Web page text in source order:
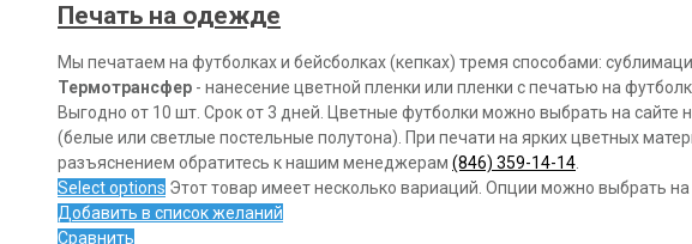
Печать на одежде
Мы печатаем на футболках и бейсболках (кепках) тремя способами:
Термотрансфер - нанесение цветной пленки или пленки с печатью на
Выгодно от 10 шт. Срок от 3 дней. Цветные футболки можно выбрать на сайте
(белые или светлые постельные полутона). При печати на ярких цветных
разъяснением обратитесь к нашим менеджерам (846) 359-14-14
Select options Этот товар имеет несколько вариаций. Опции можно выбрать на
Добавить в список желаний
Сравнить